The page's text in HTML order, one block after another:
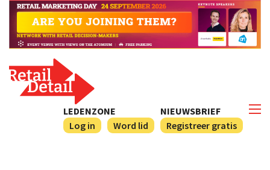
NIEUWSBRIEF
Registreer gratis
LEDENZONE
Log in
Word lid